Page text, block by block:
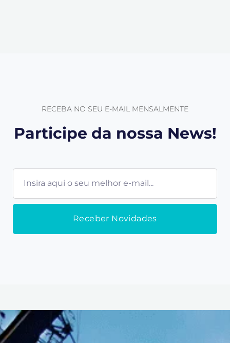
RECEBA NO SEU E-MAIL MENSALMENTE
Participe da nossa News!
Receber Novidades